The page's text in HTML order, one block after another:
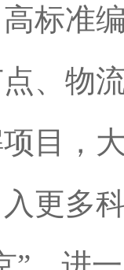
标准
、物
目，
更多